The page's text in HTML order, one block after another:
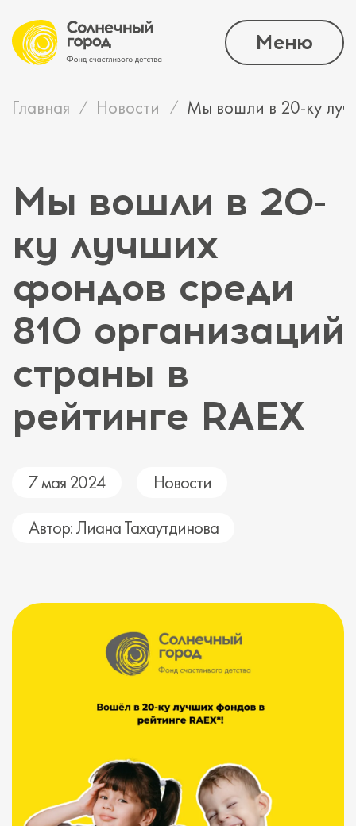
Меню
Главная Новости Мы вошли в 20-ку
Мы вошли в 20-
ку лучших
фондов среди
810 организаций
страны в
рейтинге RAEX
7 мая 2024
Новости
Автор: Лиана Тахаутдинова